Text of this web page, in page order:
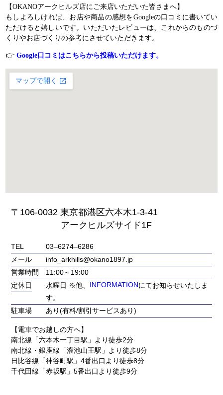
【OKANOアークヒルズ店にご来店いただいた皆さまへ】
もしよろしければ、お店や商品の感想をGoogleの口コミに書いてい
ただけると嬉しいです。いただいたレビューは、これからのものづ
くりやお店づくりの参考にさせていただきます。
👉 Google口コミはこちらから投稿いただけます。
〒106-0032 東京都港区六本木1-3-41
アークヒルズサイド1F
TEL
03‒6274‒6286
メール
info_arkhills@okano1897.jp
営業時間
11:00～19:00
定休日
水曜日 ※他、 INFORMATIONにてお知らせいたしま
す。
駐車場
あり(有料/割引サービスあり)
【電車でお越しの方へ】
南北線「六本木一丁目駅」より徒歩2分
南北線・銀座線「溜池山王駅」より徒歩8分
日比谷線「神谷町駅」4番出口より徒歩8分
千代田線「赤坂駅」5番出口より徒歩9分